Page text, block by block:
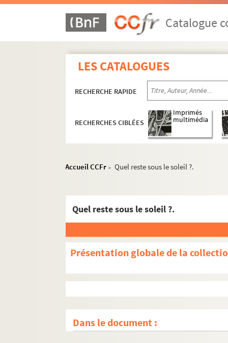
Catalogue
LES CATALOGUES
RECHERCHE RAPIDE
RECHERCHES CIBLÉES
Imprimés
multimédia
Accueil CCFr > Quel reste sous le soleil ?.
Quel reste sous le soleil ?.
Présentation globale de la
Dans le document :